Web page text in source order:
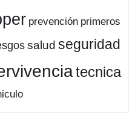
prevención primeros
salud seguridad
tecnica